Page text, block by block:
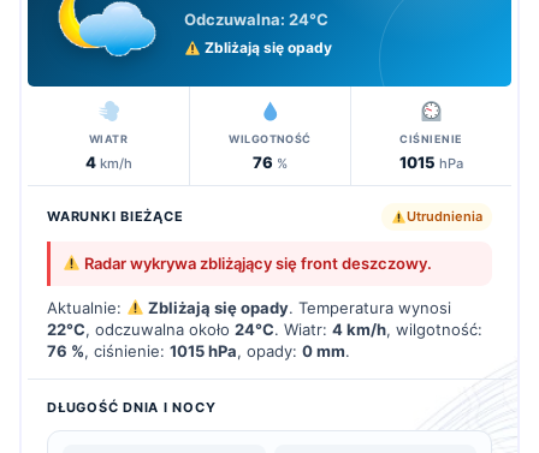
Odczuwalna: 24°C
Zbliżają się opady
WIATR
4km/h
WILGOTNOŚĆ
76 %
CIŚNIENIE
1015 hPa
WARUNKI BIEŻĄCE Utrudnienia
Radar wykrywa zbliżąjący się front deszczowy.
Aktualnie: Zbliżają się opady. Temperatura wynosi
22°C, odczuwalna około 24°C. Wiatr: 4 km/h, wilgotność:
76 %, ciśnienie: 1015 hPa, opady: 0 mm.
DŁUGOŚĆ DNIA I NOCY